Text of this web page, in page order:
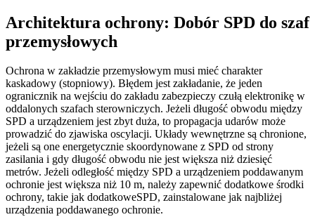
Architektura ochrony: Dobór SPD do szaf
przemysłowych
Ochrona w zakładzie przemysłowym musi mieć charakter
kaskadowy (stopniowy). Błędem jest zakładanie, że jeden
ogranicznik na wejściu do zakładu zabezpieczy czułą elektronikę w
oddalonych szafach sterowniczych. Jeżeli długość obwodu między
SPD a urządzeniem jest zbyt duża, to propagacja udarów może
prowadzić do zjawiska oscylacji. Układy wewnętrzne są chronione,
jeżeli są one energetycznie skoordynowane z SPD od strony
zasilania i gdy długość obwodu nie jest większa niż dziesięć
metrów. Jeżeli odległość między SPD a urządzeniem poddawanym
ochronie jest większa niż 10 m, należy zapewnić dodatkowe środki
ochrony, takie jak dodatkoweSPD, zainstalowane jak najbliżej
urządzenia poddawanego ochronie.